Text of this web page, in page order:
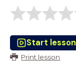
Start lesson
Print lesson